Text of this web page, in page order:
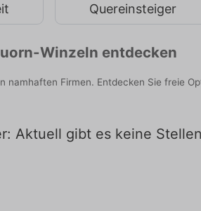
Quereinsteiger
Winzeln entdecken
namhaften Firmen. Entdecken Sie freie
Aktuell gibt es keine